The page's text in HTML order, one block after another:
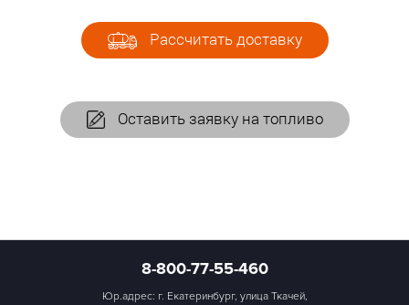
Рассчитать доставку
Оставить заявку на топливо
8-800-77-55-460
Юр.адрес: г. Екатеринбург, улица Ткачей,